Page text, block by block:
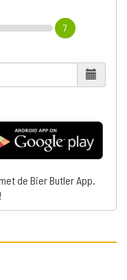
7
de Bier Butler App.